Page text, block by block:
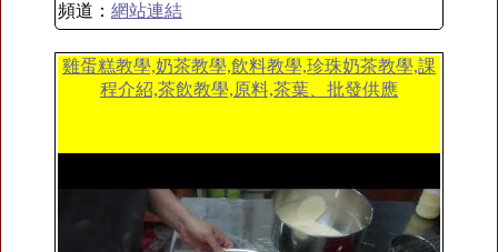
頻道： 網站連結
雞蛋糕教學,奶茶教學,飲料教學,珍珠奶茶教學,課
程介紹,茶飲教學,原料,茶葉、批發供應